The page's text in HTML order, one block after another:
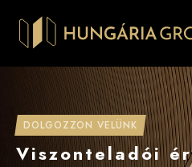
DOLGOZZON VELÜNK
Viszonteladói